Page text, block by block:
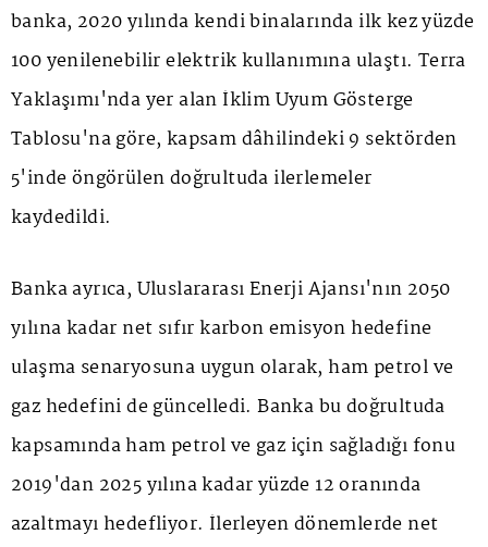
banka, 2020 yılında kendi binalarında ilk kez yüzde
100 yenilenebilir elektrik kullanımına ulaştı. Terra
Yaklaşımı'nda yer alan İklim Uyum Gösterge
Tablosu'na göre, kapsam dâhilindeki 9 sektörden
5'inde öngörülen doğrultuda ilerlemeler
kaydedildi.
Banka ayrıca, Uluslararası Enerji Ajansı'nın 2050
yılına kadar net sıfır karbon emisyon hedefine
ulaşma senaryosuna uygun olarak, ham petrol ve
gaz hedefini de güncelledi. Banka bu doğrultuda
kapsamında ham petrol ve gaz için sağladığı fonu
2019'dan 2025 yılına kadar yüzde 12 oranında
azaltmayı hedefliyor. İlerleyen dönemlerde net